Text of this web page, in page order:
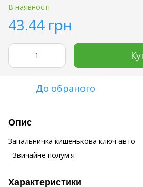
В наявності
43.44 грн
До обраного
Опис
Запальничка кишенькова ключ авто
- Звичайне полум'я
Характеристики